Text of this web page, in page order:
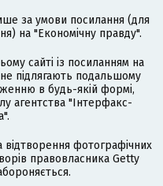
за умови посилання (для
на "Економічну правду".
сайті із посиланням на
підлягають подальшому
в будь-якій формі,
агентства "Інтерфакс-
фотографічних
правовласника Getty